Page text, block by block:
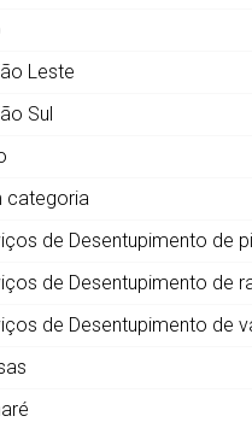
Leste
Sul
categoria
de Desentupimento de
de Desentupimento de
de Desentupimento de